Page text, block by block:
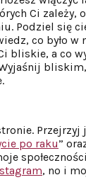
Ci zależy,
Podziel się
co było w
bliskie, a co
Przejrzyj
po raku”
, no i